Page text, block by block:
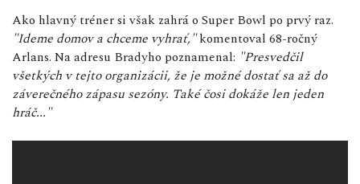
Ako hlavný tréner si však zahrá o Super Bowl po prvý raz.
"Ideme domov a chceme vyhrať,"komentoval 68-ročný
Arlans. Na adresu Bradyho poznamenal: "Presvedčil
všetkých v tejto organizácii, že je možné dostať sa až do
záverečného zápasu sezóny. Také čosi dokáže len jeden
hráč..."